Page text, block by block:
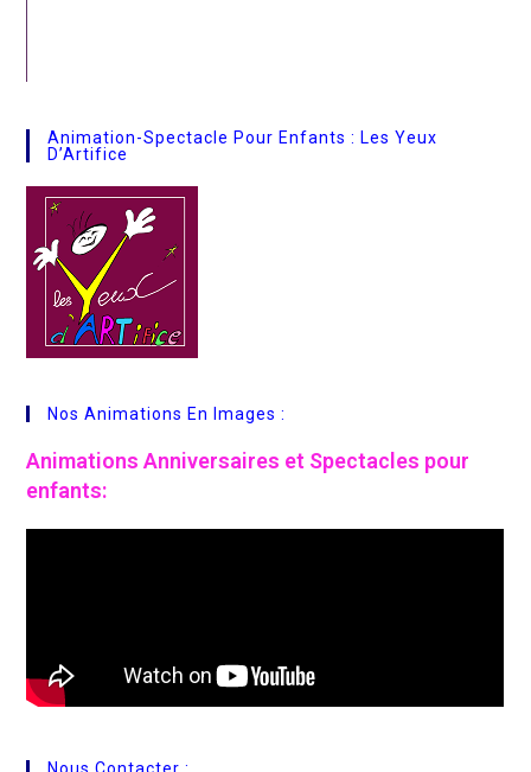
Animation-Spectacle Pour Enfants : Les Yeux
D’Artifice
Nos Animations En Images :
Animations Anniversaires et Spectacles pour
enfants: